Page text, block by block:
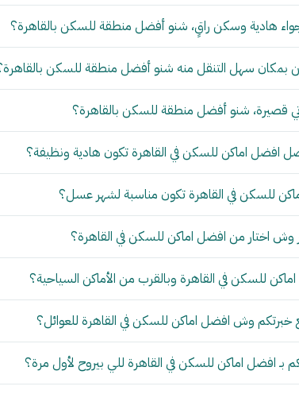
هادية وسكن راقٍ، شنو أفضل منطقة للسكن بالقاهرة؟
بمكان سهل التنقل منه شنو أفضل منطقة للسكن
قصيرة، شنو أفضل منطقة للسكن بالقاهرة؟
افضل اماكن للسكن في القاهرة تكون هادية ونظيفة؟
للسكن في القاهرة تكون مناسبة لشهر عسل؟
وش اختار من افضل اماكن للسكن في القاهرة؟
للسكن في القاهرة وبالقرب من الأماكن السياحية؟
خبرتكم وش افضل اماكن للسكن في القاهرة للعوائل؟
بـ افضل اماكن للسكن في القاهرة للي بيروح لأول مرة؟